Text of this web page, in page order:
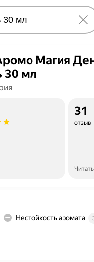
Магия
30 мл
31
отзыв
Нестойкость аромата